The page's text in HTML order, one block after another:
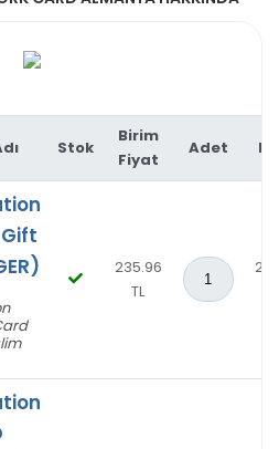
Stok
Birim
Fiyat
Adet
Gift
235.96
TL